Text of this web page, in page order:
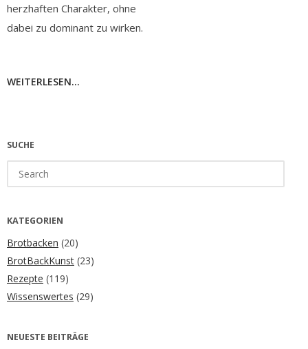
herzhaften Charakter, ohne
dabei zu dominant zu wirken.
WEITERLESEN...
SUCHE
for:
KATEGORIEN
Brotbacken (20)
BrotBackKunst (23)
Rezepte (119)
Wissenswertes (29)
NEUESTE BEITRÄGE